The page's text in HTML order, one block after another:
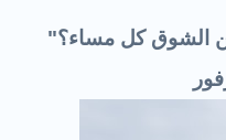
الشوق كل مساء؟"